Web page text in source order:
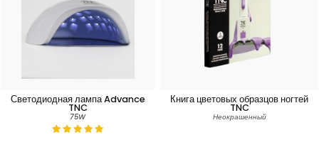
Светодиодная лампа Advance
TNC
75W
Книга цветовых образцов ногтей
TNC
Неокрашенный